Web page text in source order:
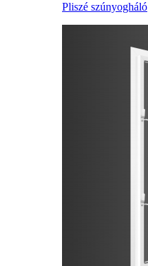
Pliszé szúnyogháló